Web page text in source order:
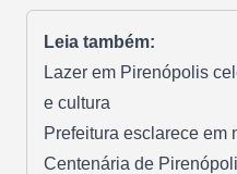
Leia também:
Lazer em Pirenópolis
e cultura
Prefeitura esclarece em
Centenária de